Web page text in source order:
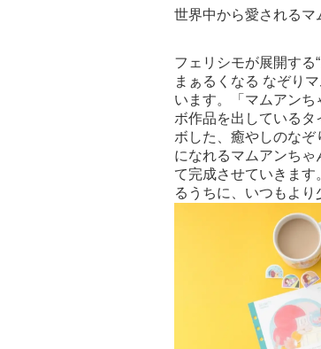
世界中から愛される
フェリシモが展開する
まぁるくなる なぞり
います。「マムアン
ボ作品を出している
ボした、癒やしのな
になれるマムアンち
て完成させていきま
るうちに、いつもより